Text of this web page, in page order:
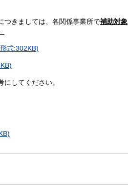
つきましては、各関係事業所で補助対象
式:302KB)
してください。